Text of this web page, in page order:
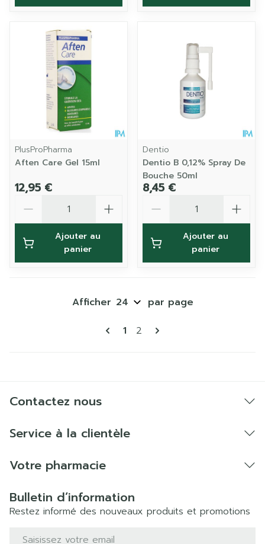
PlusProPharma
Aften Care Gel 15ml
12,95 €
Ajouter au
panier
Dentio
Dentio B 0,12% Spray De
Bouche 50ml
8,45 €
Ajouter au
panier
Pages
Vous lisez actuellement la
1 Page
2
Afficher par page
Contactez nous
Service à la clientèle
Votre pharmacie
Bulletin d’information
Restez informé des nouveaux produits et promotions
Adresse mail